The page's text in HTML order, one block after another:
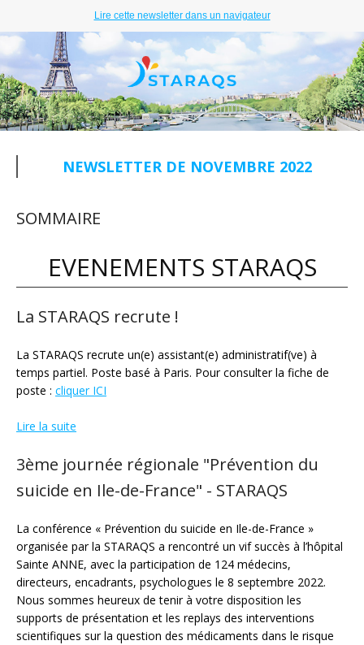
Lire cette newsletter dans un navigateur
NEWSLETTER DE NOVEMBRE 2022
SOMMAIRE
EVENEMENTS STARAQS
La STARAQS recrute !
La STARAQS recrute un(e) assistant(e) administratif(ve) à
temps partiel. Poste basé à Paris. Pour consulter la fiche de
poste : cliquer ICI
Lire la suite
3ème journée régionale "Prévention du
suicide en Ile-de-France" - STARAQS
La conférence « Prévention du suicide en Ile-de-France »
organisée par la STARAQS a rencontré un vif succès à l’hôpital
Sainte ANNE, avec la participation de 124 médecins,
directeurs, encadrants, psychologues le 8 septembre 2022.
Nous sommes heureux de tenir à votre disposition les
supports de présentation et les replays des interventions
scientifiques sur la question des médicaments dans le risque